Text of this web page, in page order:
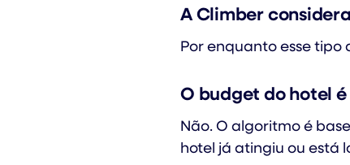
A Climber
Por enquanto esse tipo
O budget do hotel
Não. O algoritmo é
hotel já atingiu ou está